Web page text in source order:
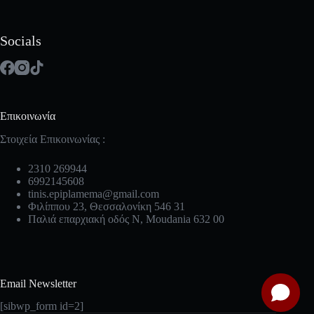
Socials
Επικοινωνία
Στοιχεία Επικοινωνίας :
2310 269944
6992145608
tinis.epiplamema@gmail.com
Φιλίππου 23, Θεσσαλονίκη 546 31
Παλιά επαρχιακή οδός Ν, Moudania 632 00
Email Newsletter
[sibwp_form id=2]